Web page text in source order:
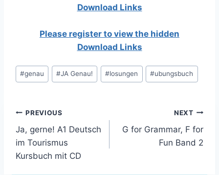
Download Links
Please register to view the hidden
Download Links
Post
Tags:
#genau #JA Genau! #losungen #ubungsbuch
Post
navigation
PREVIOUS
Ja, gerne! A1 Deutsch
im Tourismus
Kursbuch mit CD
NEXT
G for Grammar, F for
Fun Band 2